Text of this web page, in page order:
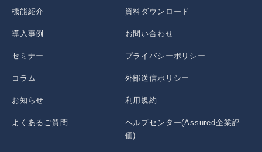
機能紹介
導入事例
セミナー
コラム
お知らせ
よくあるご質問
資料ダウンロード
お問い合わせ
プライバシーポリシー
外部送信ポリシー
利用規約
ヘルプセンター(Assured企業評
価)